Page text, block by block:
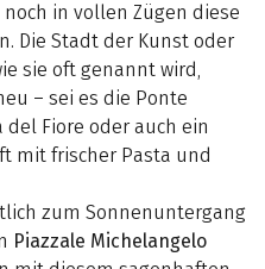
in vollen Zügen diese
Die Stadt der Kunst oder
sie oft genannt wird,
– sei es die Ponte
del Fiore oder auch ein
mit frischer Pasta und
zum Sonnenuntergang
Piazzale Michelangelo